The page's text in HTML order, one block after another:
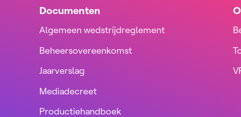
Documenten
Algemeen wedstrijdreglement
Beheersovereenkomst
Jaarverslag
Mediadecreet
Productiehandboek